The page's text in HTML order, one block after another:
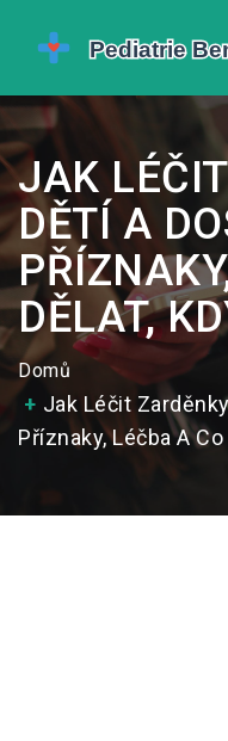
JAK
DĚTÍ A
DĚLAT,
Domů
Jak Léčit
Příznaky, Léčba A